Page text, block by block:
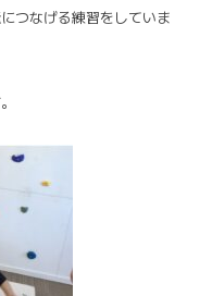
つなげる練習をしていま